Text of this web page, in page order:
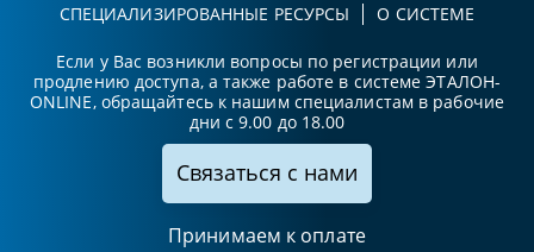
СПЕЦИАЛИЗИРОВАННЫЕ РЕСУРСЫ
О СИСТЕМЕ
Если у Вас возникли вопросы по регистрации или
продлению доступа, а также работе в системе ЭТАЛОН-
ONLINE, обращайтесь к нашим специалистам в рабочие
дни с 9.00 до 18.00
Связаться с нами
Принимаем к оплате